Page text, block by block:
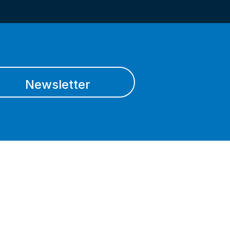
Newsletter